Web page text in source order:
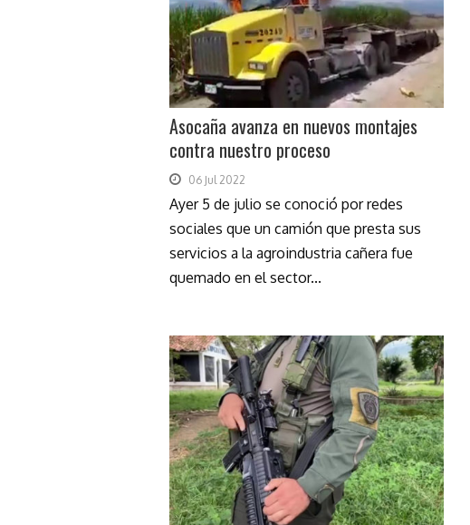
Asocaña avanza en nuevos montajes
contra nuestro proceso
06 Jul 2022
Ayer 5 de julio se conoció por redes
sociales que un camión que presta sus
servicios a la agroindustria cañera fue
quemado en el sector...